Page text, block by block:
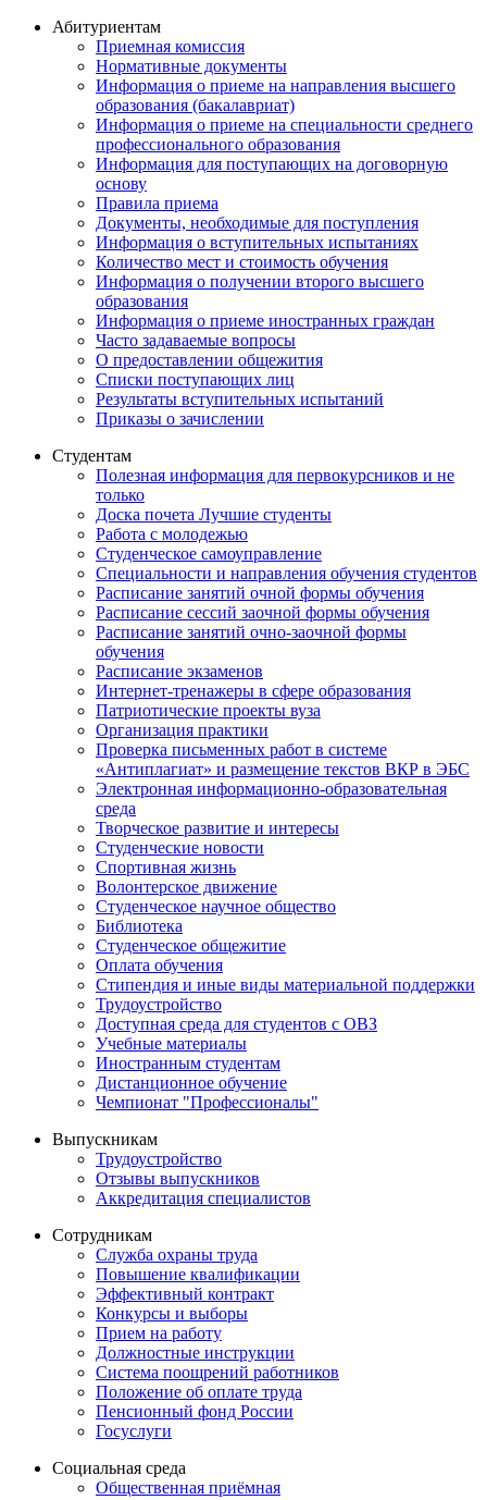
Абитуриентам
Приемная комиссия
Нормативные документы
Информация о приеме на направления высшего
образования (бакалавриат)
Информация о приеме на специальности среднего
профессионального образования
Информация для поступающих на договорную
основу
Правила приема
Документы, необходимые для поступления
Информация о вступительных испытаниях
Количество мест и стоимость обучения
Информация о получении второго высшего
образования
Информация о приеме иностранных граждан
Часто задаваемые вопросы
О предоставлении общежития
Списки поступающих лиц
Результаты вступительных испытаний
Приказы о зачислении
Студентам
Полезная информация для первокурсников и не
только
Доска почета Лучшие студенты
Работа с молодежью
Студенческое самоуправление
Специальности и направления обучения студентов
Расписание занятий очной формы обучения
Расписание сессий заочной формы обучения
Расписание занятий очно-заочной формы
обучения
Расписание экзаменов
Интернет-тренажеры в сфере образования
Патриотические проекты вуза
Организация практики
Проверка письменных работ в системе
«Антиплагиат» и размещение текстов ВКР в ЭБС
Электронная информационно-образовательная
среда
Творческое развитие и интересы
Студенческие новости
Спортивная жизнь
Волонтерское движение
Студенческое научное общество
Библиотека
Студенческое общежитие
Оплата обучения
Стипендия и иные виды материальной поддержки
Трудоустройство
Доступная среда для студентов с ОВЗ
Учебные материалы
Иностранным студентам
Дистанционное обучение
Чемпионат "Профессионалы"
Выпускникам
Трудоустройство
Отзывы выпускников
Аккредитация специалистов
Сотрудникам
Служба охраны труда
Повышение квалификации
Эффективный контракт
Конкурсы и выборы
Прием на работу
Должностные инструкции
Система поощрений работников
Положение об оплате труда
Пенсионный фонд России
Госуслуги
Социальная среда
Общественная приёмная